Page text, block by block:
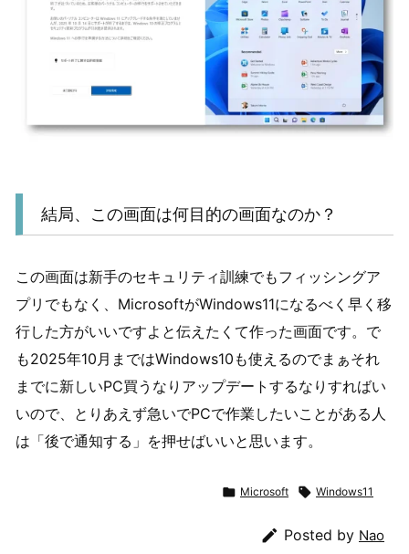
結局、この画面は何目的の画面なのか？
この画面は新手のセキュリティ訓練でもフィッシングア
プリでもなく、MicrosoftがWindows11になるべく早く移
行した方がいいですよと伝えたくて作った画面です。で
も2025年10月まではWindows10も使えるのでまぁそれ
までに新しいPC買うなりアップデートするなりすればい
いので、とりあえず急いでPCで作業したいことがある人
は「後で通知する」を押せばいいと思います。
 Microsoft  Windows11
 Posted by Nao